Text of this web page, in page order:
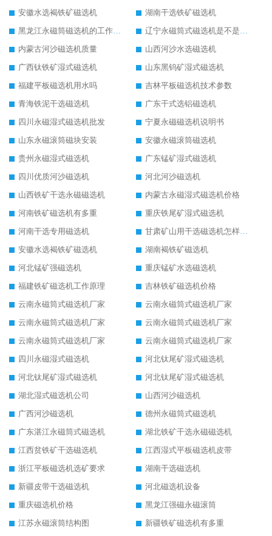
安徽水选褐铁矿磁选机
湖南干选铁矿磁选机
黑龙江永磁筒磁选机的工作原理
辽宁永磁筒式磁选机是不是强磁
内蒙古河沙磁选机质量
山西河沙水选磁选机
广西钛铁矿湿式磁选机
山东黑钨矿湿式磁选机
福建平板磁选机用水吗
吉林平板磁选机技术参数
青海铁泥干选磁选机
广东干式选铝磁选机
四川永磁湿式磁选机批发
宁夏永磁磁选机说明书
山东永磁滚筒磁块安装
安徽永磁滚筒磁选机
贵州永磁湿式磁选机
广东锰矿湿式磁选机
四川优质河沙磁选机
河北河沙磁选机
山西铁矿干选永磁磁选机
内蒙古永磁湿式磁选机价格
河南铁矿磁选机有多重
重庆铁尾矿湿式磁选机
河南干选专用磁选机
甘肃矿山用干选磁选机怎样调磁
安徽水选褐铁矿磁选机
湖南褐铁矿磁选机
河北锰矿强磁选机
重庆锰矿水选磁选机
福建铁矿磁选机工作原理
吉林铁矿磁选机价格
云南永磁筒式磁选机厂家
云南永磁筒式磁选机厂家
云南永磁筒式磁选机厂家
云南永磁筒式磁选机厂家
云南永磁筒式磁选机厂家
云南永磁筒式磁选机厂家
四川永磁湿式磁选机
河北钛尾矿湿式磁选机
河北钛尾矿湿式磁选机
河北钛尾矿湿式磁选机
湖北湿式磁选机公司
山西河沙磁选机
广西河沙磁选机
德州永磁筒式磁选机
广东湛江永磁筒式磁选机
湖北铁矿干选永磁磁选机
江西贫铁矿干选磁选机
江西湿式平板磁选机皮带
浙江平板磁选机选矿要求
湖南干选磁选机
新疆皮带干选磁选机
河北磁选机设备
重庆磁选机价格
黑龙江强磁永磁滚筒
江苏永磁滚筒结构图
新疆铁矿磁选机有多重